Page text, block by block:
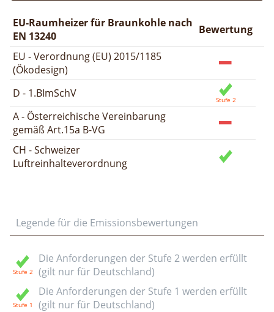
EU-Raumheizer für Braunkohle nach
EN 13240
Bewertung
EU - Verordnung (EU) 2015/1185
(Ökodesign)
D - 1.BImSchV
A - Österreichische Vereinbarung
gemäß Art.15a B-VG
CH - Schweizer
Luftreinhalteverordnung
Legende für die Emissionsbewertungen
Die Anforderungen der Stufe 2 werden erfüllt
(gilt nur für Deutschland)
Die Anforderungen der Stufe 1 werden erfüllt
(gilt nur für Deutschland)